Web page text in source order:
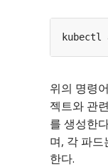
위의 명령
젝트와 관
를 생성한
며, 각 파
한다.